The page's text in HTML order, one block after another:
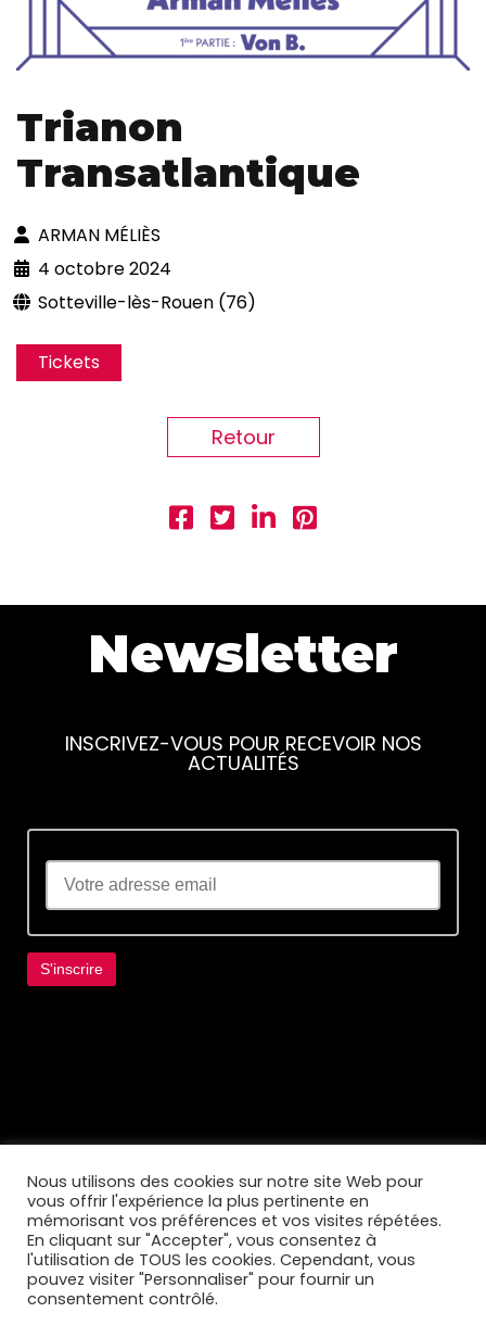
Trianon
Transatlantique
ARMAN MÉLIÈS
4 octobre 2024
Sotteville-lès-Rouen (76)
Tickets
Retour
Newsletter
INSCRIVEZ-VOUS POUR RECEVOIR NOS
ACTUALITÉS
Nous utilisons des cookies sur notre site Web pour
vous offrir l'expérience la plus pertinente en
mémorisant vos préférences et vos visites répétées.
En cliquant sur "Accepter", vous consentez à
l'utilisation de TOUS les cookies. Cependant, vous
pouvez visiter "Personnaliser" pour fournir un
consentement contrôlé.